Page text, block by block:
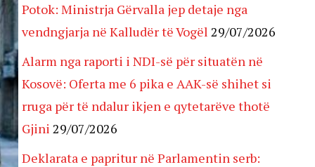
Potok: Ministrja Gërvalla jep detaje nga
vendngjarja në Kalludër të Vogël 29/07/2026
Alarm nga raporti i NDI-së për situatën në
Kosovë: Oferta me 6 pika e AAK-së shihet si
rruga për të ndalur ikjen e qytetarëve thotë
Gjini 29/07/2026
Deklarata e papritur në Parlamentin serb: